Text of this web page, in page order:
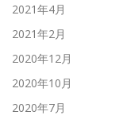
2021年4月
2021年2月
2020年12月
2020年10月
2020年7月